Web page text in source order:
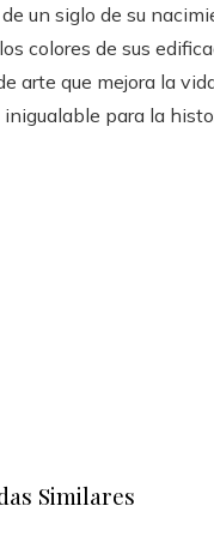
un siglo de su
colores de sus
arte que mejora la
para la
Similares